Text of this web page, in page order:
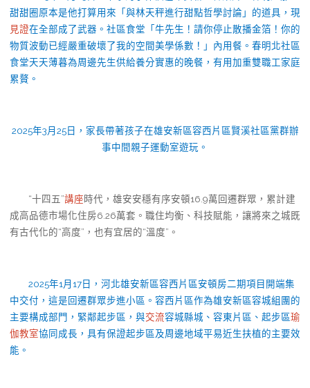
甜甜圈原本是他打算用來「與林天秤進行甜點哲學討論」的道具，現
見證在全部成了武器。社區食堂「牛先生！請你停止散播金箔！你的
物質波動已經嚴重破壞了我的空間美學係數！」內用餐。春明北社區
食堂天天薄暮為周邊先生供給養分實惠的晚餐，有用加重雙職工家庭
累贅。
2025年3月25日，家長帶著孩子在雄安新區容西片區賢溪社區黨群辦
事中間親子運動室遊玩。
“十四五”講座時代，雄安安穩有序安頓16.9萬回遷群眾，累計建
成高品德市場化住房6.26萬套。職住均衡、科技賦能，讓將來之城既
有古代化的“高度”，也有宜居的“溫度”。
2025年1月17日，河北雄安新區容西片區安頓房二期項目開端集
中交付，這是回遷群眾步進小區。容西片區作為雄安新區容城組團的
主要構成部門，緊鄰起步區，與交流容城縣城、容東片區、起步區瑜
伽教室協同成長，具有保證起步區及周邊地域平易近生扶植的主要效
能。